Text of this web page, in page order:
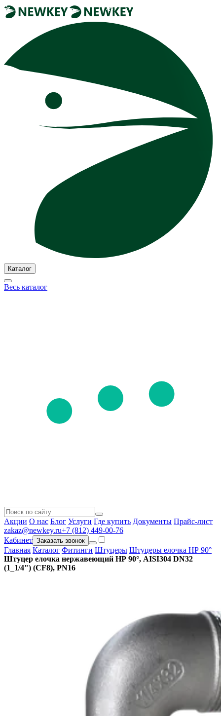
Каталог
Весь каталог
Акции О нас Блог Услуги Где купить Документы Прайс-лист
zakaz@newkey.ru+7 (812) 449-00-76
Кабинет Заказать звонок
Главная Каталог Фитинги Штуцеры Штуцеры елочка НР 90°
Штуцер елочка нержавеющий НР 90°, AISI304 DN32
(1_1/4") (CF8), PN16